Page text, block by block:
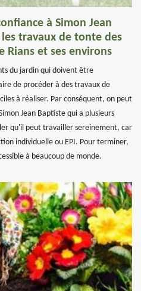
à Simon Jean
travaux de tonte des
Rians et ses environs
du jardin qui doivent être
de procéder à des travaux de
à réaliser. Par conséquent, on peut
Jean Baptiste qui a plusieurs
qu'il peut travailler sereinement, car
individuelle ou EPI. Pour terminer,
à beaucoup de monde.